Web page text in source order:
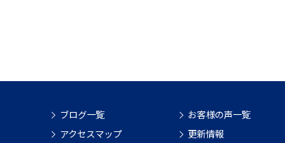
ブログ一覧
アクセスマップ
お客様の声一覧
更新情報